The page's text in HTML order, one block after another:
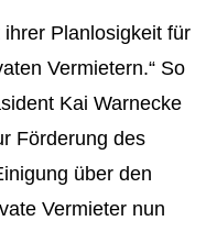
Planlosigkeit für
Vermietern.“ So
Kai Warnecke
Förderung des
über den
Vermieter nun